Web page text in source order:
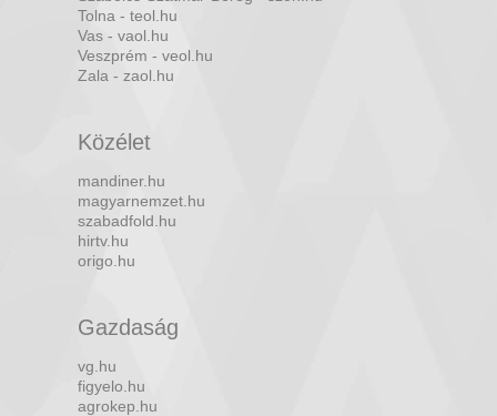
Tolna - teol.hu
Vas - vaol.hu
Veszprém - veol.hu
Zala - zaol.hu
Közélet
mandiner.hu
magyarnemzet.hu
szabadfold.hu
hirtv.hu
origo.hu
Gazdaság
vg.hu
figyelo.hu
agrokep.hu